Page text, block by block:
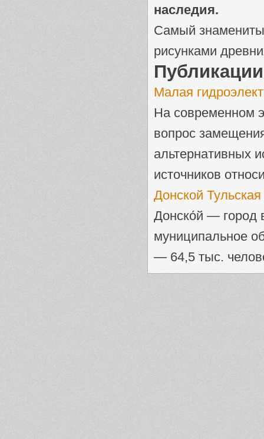
наследия.
Самый
рисунками
Малая
На современном
вопрос
альтернативных
источников
Донской
Донско́й — город
муниципальное
— 64,5 тыс.